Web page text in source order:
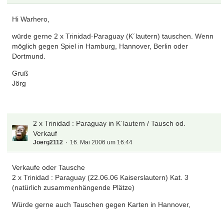
Hi Warhero,
würde gerne 2 x Trinidad-Paraguay (K´lautern) tauschen. Wenn
möglich gegen Spiel in Hamburg, Hannover, Berlin oder
Dortmund.
Gruß
Jörg
2 x Trinidad : Paraguay in K´lautern / Tausch od.
Verkauf
Joerg2112 16. Mai 2006 um 16:44
Verkaufe oder Tausche
2 x Trinidad : Paraguay (22.06.06 Kaiserslautern) Kat. 3
(natürlich zusammenhängende Plätze)
Würde gerne auch Tauschen gegen Karten in Hannover,